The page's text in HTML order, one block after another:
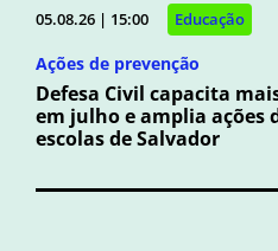
05.08.26 | 15:00 Educação
Ações de prevenção
Defesa Civil capacita
em julho e amplia ações
escolas de Salvador